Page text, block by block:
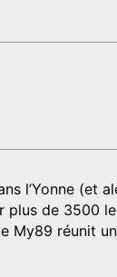
l’Yonne (et
de 3500
My89 réunit